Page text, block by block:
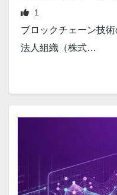
1
ブロックチェーン技
法人組織（株式…